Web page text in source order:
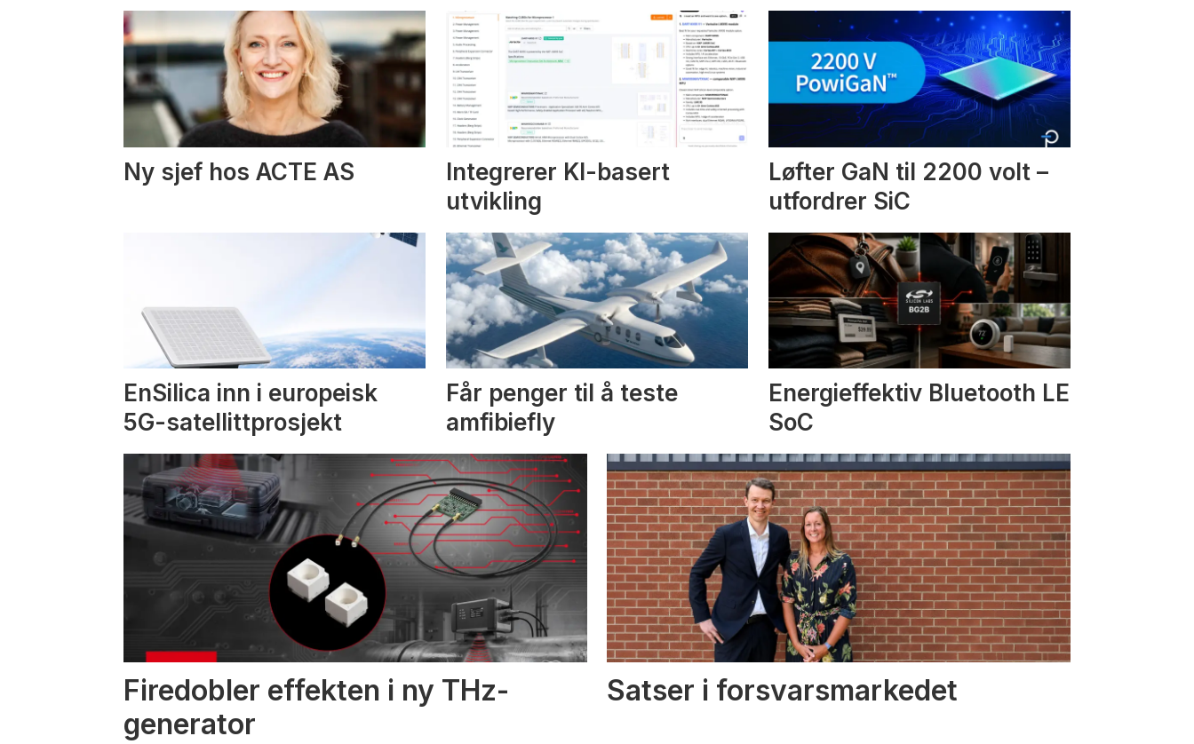
Ny sjef hos ACTE AS
Integrerer KI-basert
utvikling
Løfter GaN til 2200 volt –
utfordrer SiC
EnSilica inn i europeisk
5G-satellittprosjekt
Får penger til å teste
amfibiefly
Energieffektiv Bluetooth LE
SoC
Firedobler effekten i ny THz-
generator
Satser i forsvarsmarkedet